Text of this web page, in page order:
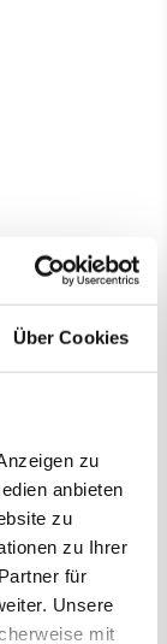
Über Cookies
zu
anbieten
zu
zu Ihrer
für
Unsere
mit